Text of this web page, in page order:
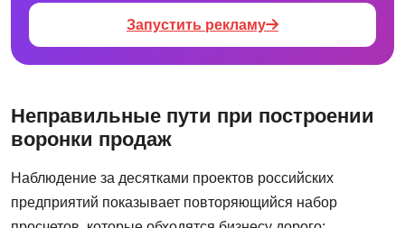
Запустить рекламу
Неправильные пути при построении
воронки продаж
Наблюдение за десятками проектов российских
предприятий показывает повторяющийся набор